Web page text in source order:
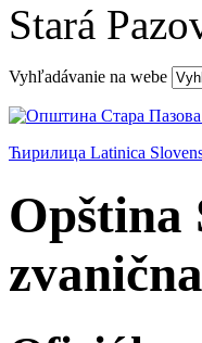
Stará
Vyhľadávanie na webe
Ћирилица Latinica
Opština